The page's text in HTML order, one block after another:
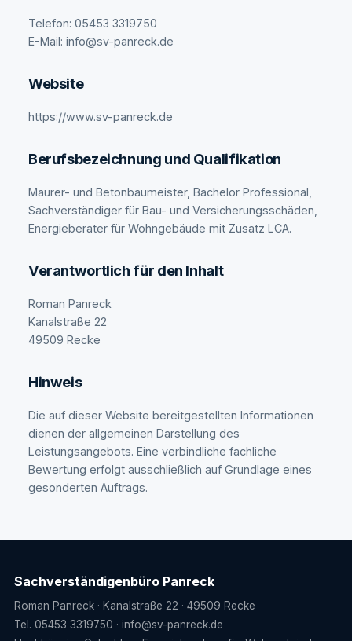
Telefon: 05453 3319750
E-Mail: info@sv-panreck.de
Website
https://www.sv-panreck.de
Berufsbezeichnung und Qualifikation
Maurer- und Betonbaumeister, Bachelor Professional,
Sachverständiger für Bau- und Versicherungsschäden,
Energieberater für Wohngebäude mit Zusatz LCA.
Verantwortlich für den Inhalt
Roman Panreck
Kanalstraße 22
49509 Recke
Hinweis
Die auf dieser Website bereitgestellten Informationen
dienen der allgemeinen Darstellung des
Leistungsangebots. Eine verbindliche fachliche
Bewertung erfolgt ausschließlich auf Grundlage eines
gesonderten Auftrags.
Sachverständigenbüro Panreck
Roman Panreck · Kanalstraße 22 · 49509 Recke
Tel. 05453 3319750 · info@sv-panreck.de